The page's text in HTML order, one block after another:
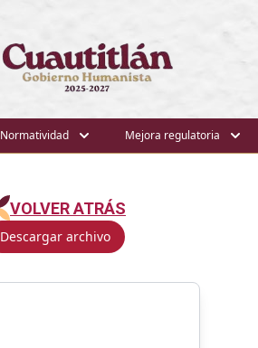
Normatividad Mejora regulatoria
VOLVER ATRÁS
Descargar archivo